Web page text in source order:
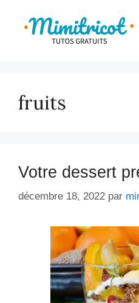
contenu
fruits
Votre dessert
décembre 18, 2022 par